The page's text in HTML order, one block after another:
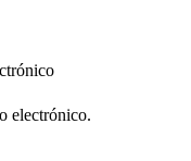
electrónico.